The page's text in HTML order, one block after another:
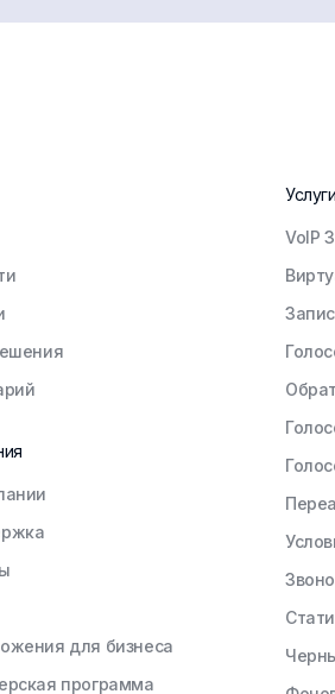
для бизнеса
программа
Услуги
VoIP